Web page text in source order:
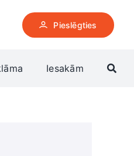
Pieslēgties
Iesakām